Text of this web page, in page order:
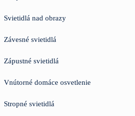
Svietidlá nad obrazy
Závesné svietidlá
Zápustné svietidlá
Vnútorné domáce osvetlenie
Stropné svietidlá